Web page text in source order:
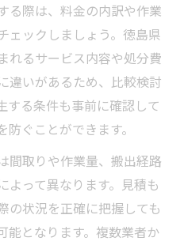
る際は、料金の内訳や作業
ェックしましょう。徳島県
れるサービス内容や処分費
違いがあるため、比較検討
する条件も事前に確認して
ぐことができます。
間取りや作業量、搬出経路
よって異なります。見積も
の状況を正確に把握しても
能となります。複数業者か